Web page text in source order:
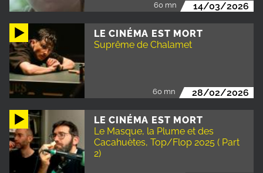
60 mn 14/03/2026
LE CINÉMA EST MORT
Suprême de Chalamet
60 mn 28/02/2026
LE CINÉMA EST MORT
Le Masque, la Plume et des
Cacahuètes, Top/Flop 2025 ( Part
2)